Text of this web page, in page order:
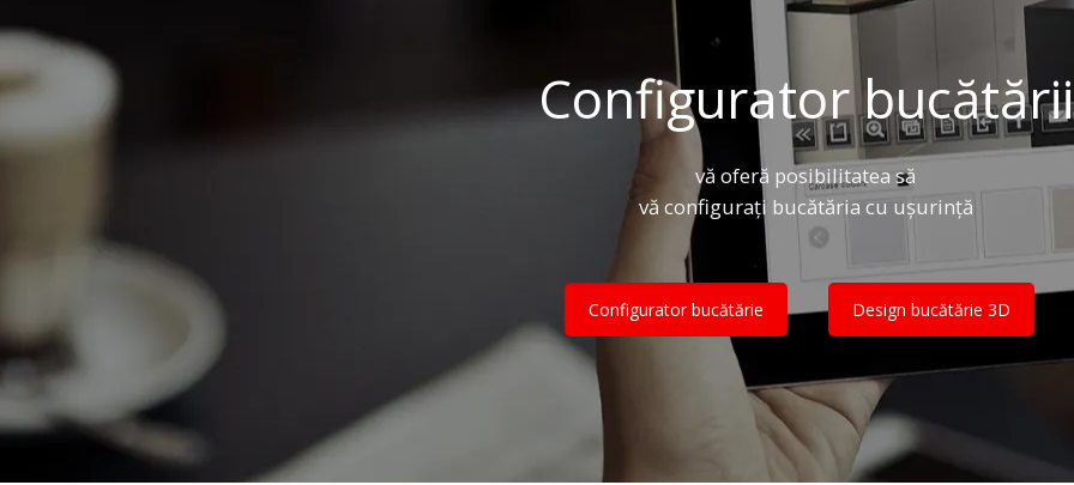
Configurator bucătării
vă oferă posibilitatea să
vă configurați bucătăria cu ușurință
Configurator bucătărie Design bucătărie 3D